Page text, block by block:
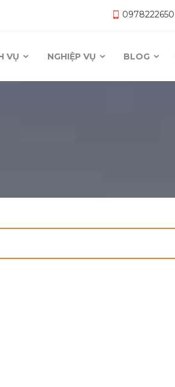
0978222650
VỤ NGHIỆP VỤ BLOG